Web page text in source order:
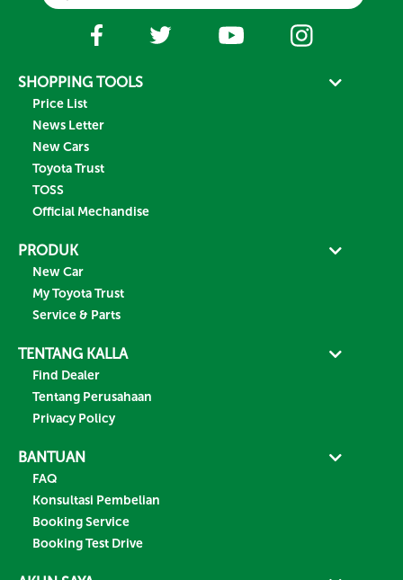
SHOPPING TOOLS
Price List
News Letter
New Cars
Toyota Trust
TOSS
Official Mechandise
PRODUK
New Car
My Toyota Trust
Service & Parts
TENTANG KALLA
Find Dealer
Tentang Perusahaan
Privacy Policy
BANTUAN
FAQ
Konsultasi Pembelian
Booking Service
Booking Test Drive